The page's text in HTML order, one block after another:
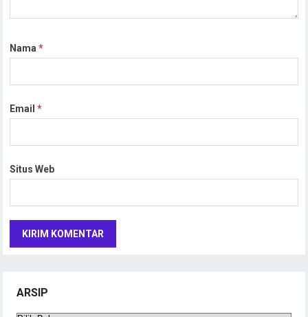
Nama*
Email*
Situs Web
ARSIP